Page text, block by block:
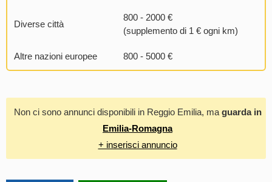
Diverse città
800 - 2000 €
(supplemento di 1 € ogni km)
Altre nazioni europee 800 - 5000 €
Non ci sono annunci disponibili in Reggio Emilia, ma guarda in
Emilia-Romagna
+ inserisci annuncio